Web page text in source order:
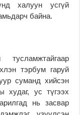
халуун усгүй
байна.
тэрбум гаруй
суманд хийсэн
худаг, ус түгээх
нь засвар